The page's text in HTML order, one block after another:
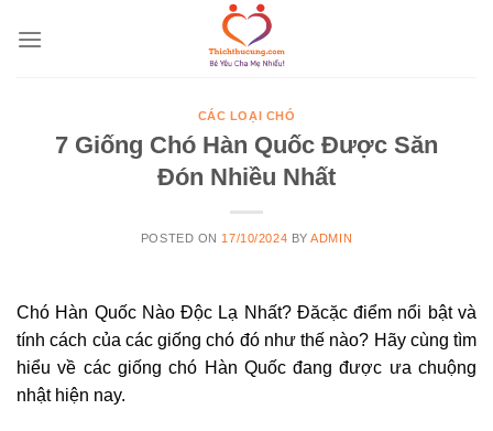
CÁC LOẠI CHÓ
7 Giống Chó Hàn Quốc Được Săn
Đón Nhiều Nhất
POSTED ON 17/10/2024 BYADMIN
Chó Hàn Quốc Nào Độc Lạ Nhất? Đăcặc điểm nổi bật và
tính cách của các giống chó đó như thế nào? Hãy cùng tìm
hiểu về các giống chó Hàn Quốc đang được ưa chuộng
nhật hiện nay.